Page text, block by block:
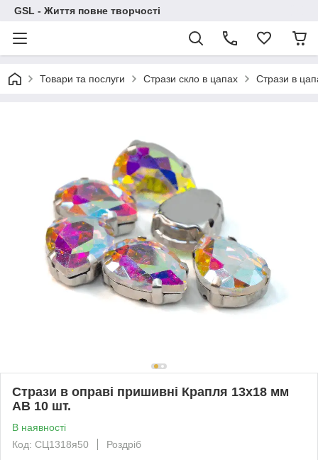
GSL - Життя повне творчості
Товари та послуги Стрази скло в цапах Стрази в
Стрази в оправі пришивні Крапля 13х18 мм
АВ 10 шт.
В наявності
Код: СЦ1318я50
Роздріб